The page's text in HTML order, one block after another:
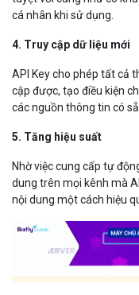
cá nhân khi sử dụng.
4. Truy cập dữ liệu mới
API Key cho phép tất cả
cập được, tạo điều kiện
các nguồn thông tin có
5. Tăng hiệu suất
Nhờ việc cung cấp tự
dung trên mọi kênh mà
nội dung một cách hiệu